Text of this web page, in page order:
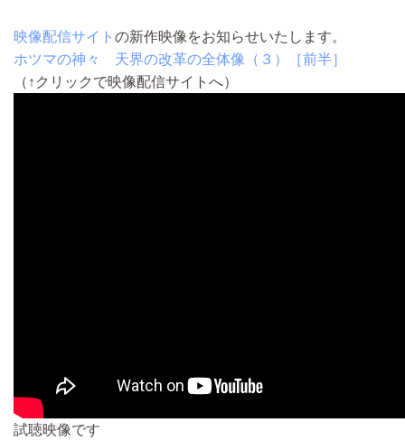
映像配信サイト の新作映像をお知らせいたします。
ホツマの神々 天界の改革の全体像（３）［前半］
（↑クリックで映像配信サイトへ）
試聴映像です